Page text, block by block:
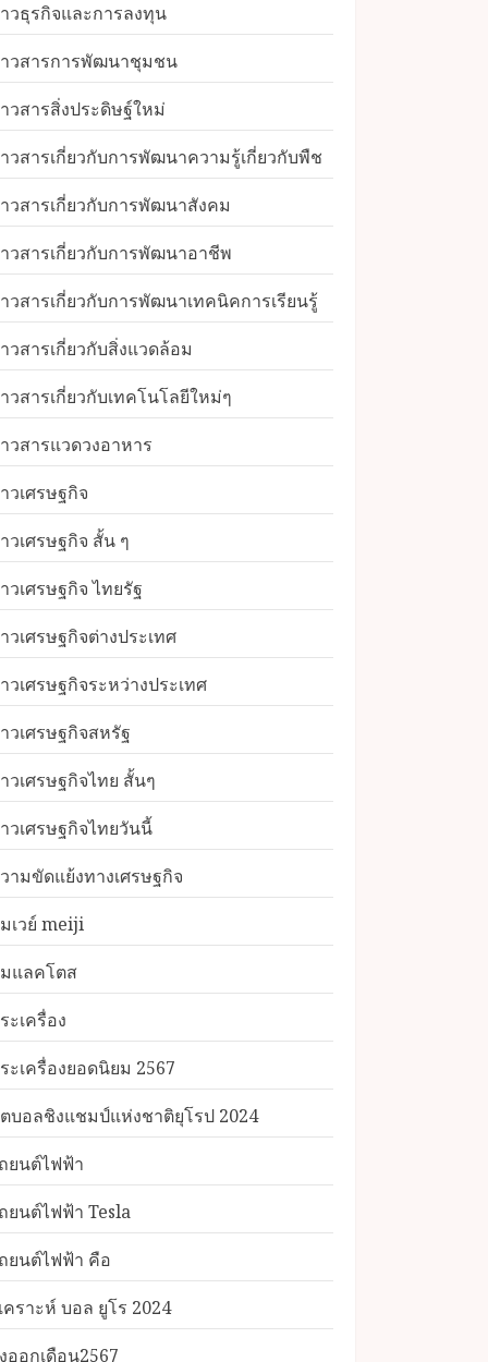
วธุรกิจและการลงทุน
วสารการพัฒนาชุมชน
วสารสิ่งประดิษฐ์ใหม่
วสารเกี่ยวกับการพัฒนาความรู้เกี่ยวกับพืช
วสารเกี่ยวกับการพัฒนาสังคม
วสารเกี่ยวกับการพัฒนาอาชีพ
วสารเกี่ยวกับการพัฒนาเทคนิคการเรียนรู้
วสารเกี่ยวกับสิ่งแวดล้อม
วสารเกี่ยวกับเทคโนโลยีใหม่ๆ
วสารแวดวงอาหาร
วเศรษฐกิจ
วเศรษฐกิจ สั้น ๆ
วเศรษฐกิจ ไทยรัฐ
วเศรษฐกิจต่างประเทศ
วเศรษฐกิจระหว่างประเทศ
วเศรษฐกิจสหรัฐ
วเศรษฐกิจไทย สั้นๆ
วเศรษฐกิจไทยวันนี้
ามขัดแย้งทางเศรษฐกิจ
เวย์ meiji
แลคโตส
ะเครื่อง
ะเครื่องยอดนิยม 2567
บอลชิงแชมป์แห่งชาติยุโรป 2024
ยนต์ไฟฟ้า
ยนต์ไฟฟ้า Tesla
ยนต์ไฟฟ้า คือ
คราะห์ บอล ยูโร 2024
ออกเดือน2567